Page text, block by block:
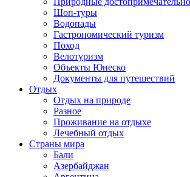
Шоп-туры
Водопады
Гастрономический туризм
Поход
Велотуризм
Объекты Юнеско
Документы для путешествий
Отдых
Отдых на природе
Разное
Проживание на отдыхе
Лечебный отдых
Страны мира
Бали
Азербайджан